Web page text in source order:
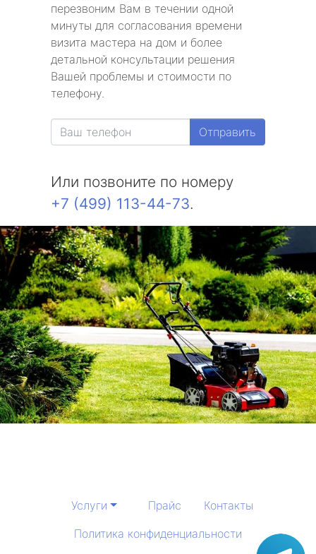
перезвоним Вам в течении одной
минуты для согласования времени
визита мастера на дом и более
детальной консультации решения
Вашей проблемы и стоимости по
телефону.
Отправить
Или позвоните по номеру
+7 (499) 113-44-73.
Услуги Прайс
Контакты
Политика конфиденциальности